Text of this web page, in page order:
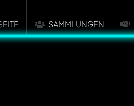
SAMMLUNGEN